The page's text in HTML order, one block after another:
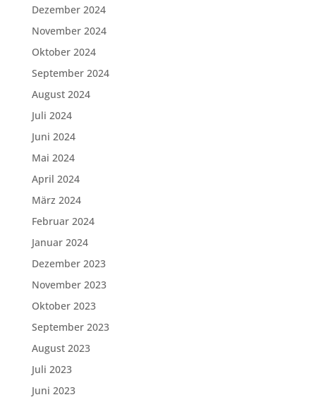
Dezember 2024
November 2024
Oktober 2024
September 2024
August 2024
Juli 2024
Juni 2024
Mai 2024
April 2024
März 2024
Februar 2024
Januar 2024
Dezember 2023
November 2023
Oktober 2023
September 2023
August 2023
Juli 2023
Juni 2023